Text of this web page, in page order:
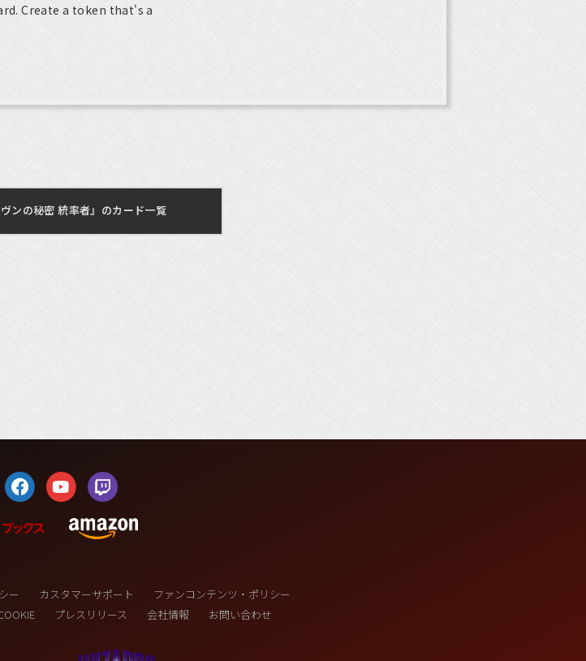
Create a token that's a
ヴンの秘密 統率者』のカード一覧
ー カスタマーサポート
ファンコンテンツ・ポリシー
プレスリリース 会社情報 お問い合わせ